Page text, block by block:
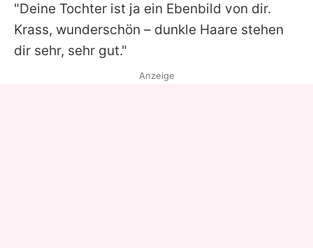
"Deine Tochter ist ja ein Ebenbild von dir.
Krass, wunderschön – dunkle Haare stehen
dir sehr, sehr gut."
Anzeige